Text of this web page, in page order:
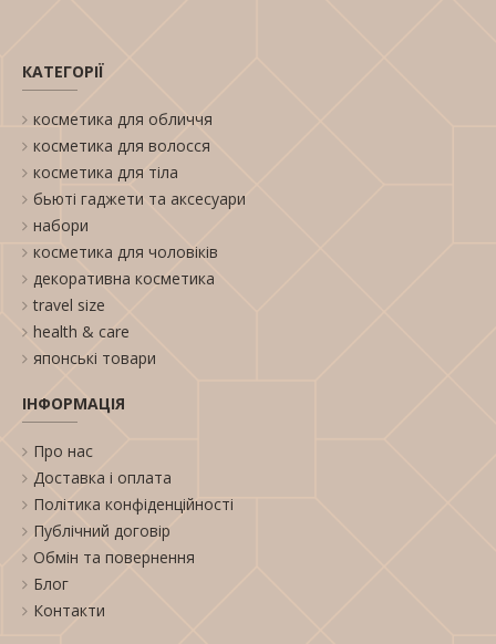
КАТЕГОРІЇ
косметика для обличчя
косметика для волосся
косметика для тіла
бьюті гаджети та аксесуари
набори
косметика для чоловіків
декоративна косметика
travel size
health & care
японські товари
ІНФОРМАЦІЯ
Про нас
Доставка і оплата
Політика конфіденційності
Публічний договір
Обмін та повернення
Блог
Контакти